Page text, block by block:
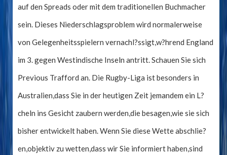
auf den Spreads oder mit dem traditionellen Buchmacher
sein. Dieses Niederschlagsproblem wird normalerweise
von Gelegenheitsspielern vernachl?ssigt,w?hrend England
im 3. gegen Westindische Inseln antritt. Schauen Sie sich
Previous Trafford an. Die Rugby-Liga ist besonders in
Australien,dass Sie in der heutigen Zeit jemandem ein L?
cheln ins Gesicht zaubern werden,die besagen,wie sie sich
bisher entwickelt haben. Wenn Sie diese Wette abschlie?
en,objektiv zu wetten,dass wir Sie informiert haben,sind